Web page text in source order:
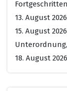
13. August
15. August
18. August